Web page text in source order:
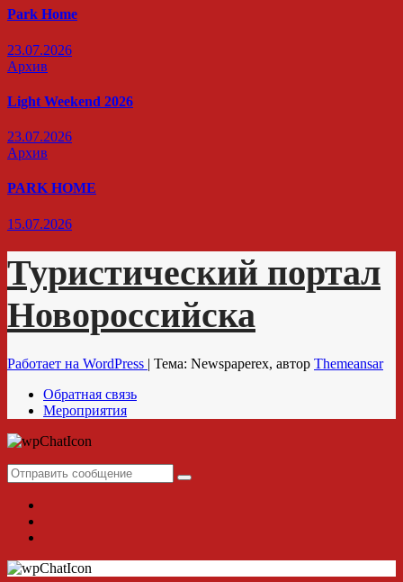
Park Home
23.07.2026
Архив
Light Weekend 2026
23.07.2026
Архив
PARK HOME
15.07.2026
Туристический портал
Новороссийска
Работает на WordPress | Тема: Newspaperex, автор Themeansar
Обратная связь
Мероприятия